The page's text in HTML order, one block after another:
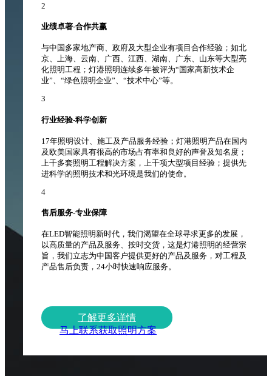
2
业绩卓著-合作共赢
与中国多家地产商、政府及大型企业有项目合作经验；如北
京、上海、云南、广西、江西、湖南、广东、山东等大型亮
化照明工程；灯港照明连续多年被评为“国家高新技术企
业”、“绿色照明企业”、“技术中心”等。
3
行业经验-科学创新
17年照明设计、施工及产品服务经验；灯港照明产品在国内
及欧美国家具有很高的市场占有率和良好的声誉及知名度；
上千多套照明工程解决方案，上千项大型项目经验；提供先
进科学的照明技术和光环境是我们的使命。
4
售后服务-专业保障
在LED智能照明新时代，我们渴望在全球寻求更多的发展，
以高质量的产品及服务、按时交货，这是灯港照明的经营宗
旨，我们立志为中国客户提供更好的产品及服务，对工程及
产品售后负责，24小时快速响应服务。
了解更多详情
马上联系获取照明方案